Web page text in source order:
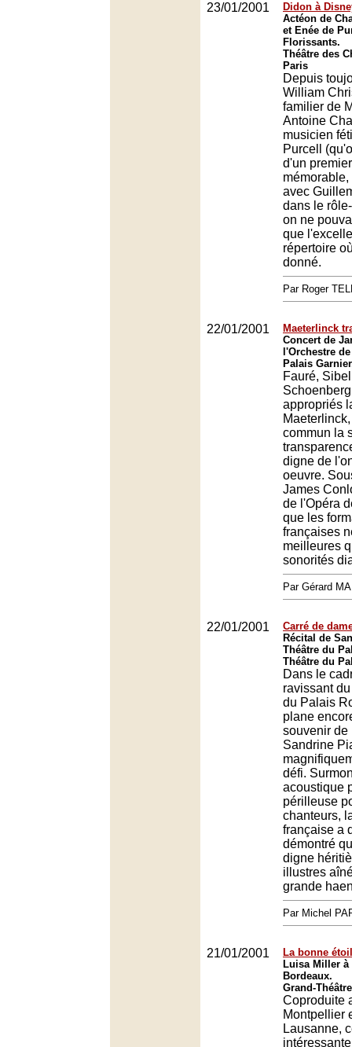
23/01/2001
Didon à
Actéon de
et Enée de
Florissants.
Théâtre des
Paris
Depuis
William
familier de
Antoine
musicien
Purcell
d'un
avec
dans le
on ne
que
répertoire
donné.
Par Roger
22/01/2001
Maeterlinck
Concert de
l'Orchestre
Palais
Fauré,
appropriés
commun la
digne de
oeuvre.
James
de l'Opéra
que les
françaises
meilleures
sonorités
Par Gérard
22/01/2001
Carré de
Récital de
Théâtre du
Théâtre du
Dans le
ravissant
du Palais
plane
souvenir de
Sandrine
défi.
acoustique
périlleuse
chanteurs,
française a
démontré
digne
illustres
grande
Par Michel
21/01/2001
La bonne
Luisa Miller à
Bordeaux.
Grand-
Coproduite
Montpellier
Lausanne,
intéressante